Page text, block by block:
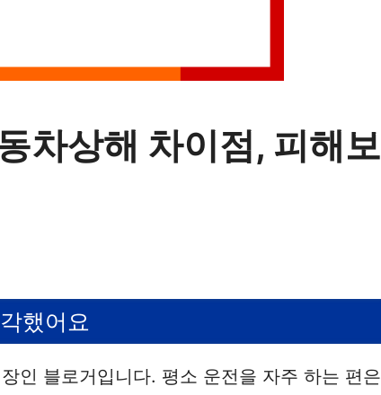
차상해 차이점, 피해보
했어요
인 블로거입니다. 평소 운전을 자주 하는 편은